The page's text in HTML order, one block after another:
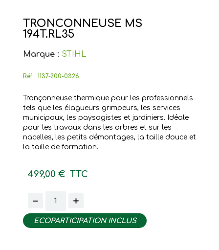
TRONCONNEUSE MS
194T.RL35
Marque : STIHL
Réf : 1137-200-0326
Tronçonneuse thermique pour les professionnels
tels que les élagueurs grimpeurs, les services
municipaux, les paysagistes et jardiniers. Idéale
pour les travaux dans les arbres et sur les
nacelles, les petits démontages, la taille douce et
la taille de formation.
499,00 € TTC
ECOPARTICIPATION INCLUS